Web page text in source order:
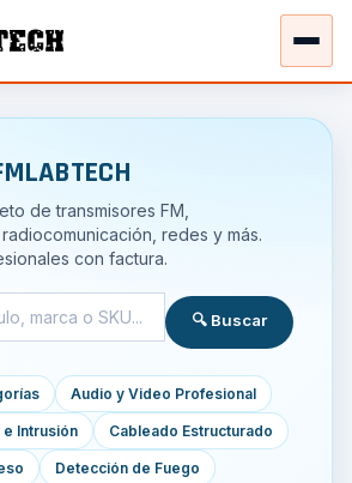
de transmisores FM,
redes y más.
con factura.
🔍 Buscar
Audio y Video Profesional
Intrusión Cableado Estructurado
Detección de Fuego